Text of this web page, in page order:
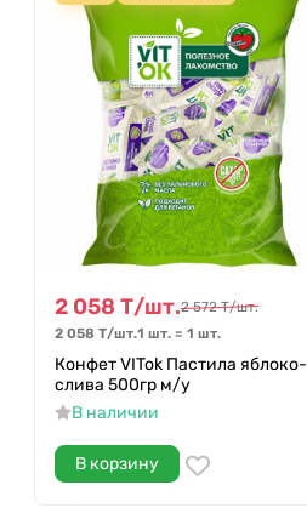
2 058 Т/шт.2 572 Т/шт.
2 058 Т/шт.1 шт. = 1 шт.
Конфет VITok Пастила яблоко-
слива 500гр м/у
В наличии
В корзину